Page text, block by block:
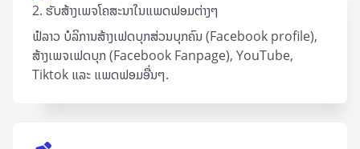
2. ຮັບສ້າງເພຈໂຄສະນາໃນແພດຟອມຕ່າງໆ
ຟໍລາວ ບໍລິການສ້າງເຟດບຸກສ່ວນບຸກຄົນ (Facebook profile),
ສ້າງເພຈເຟດບຸກ (Facebook Fanpage), YouTube,
Tiktok ແລະ ແພດຟອມອື່ນໆ.